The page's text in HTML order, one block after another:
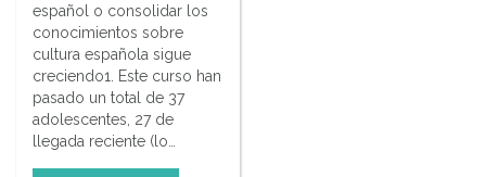
español o consolidar los
conocimientos sobre
cultura española sigue
creciendo1. Este curso han
pasado un total de 37
adolescentes, 27 de
llegada reciente (lo…